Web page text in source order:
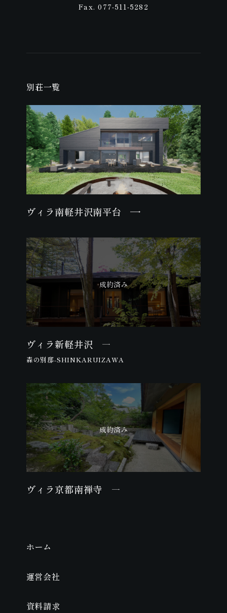
Fax. 077-511-5282
別荘一覧
ヴィラ南軽井沢南平台
ヴィラ新軽井沢
森の別邸-SHINKARUIZAWA
ヴィラ京都南禅寺
ホーム
運営会社
資料請求